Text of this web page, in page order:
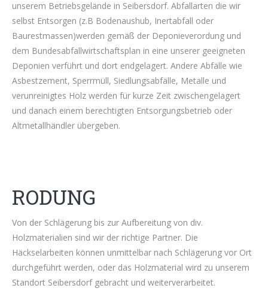
unserem Betriebsgelände in Seibersdorf. Abfallarten die wir
selbst Entsorgen (z.B Bodenaushub, Inertabfall oder
Baurestmassen)werden gemäß der Deponieverordung und
dem Bundesabfallwirtschaftsplan in eine unserer geeigneten
Deponien verführt und dort endgelagert. Andere Abfälle wie
Asbestzement, Sperrmüll, Siedlungsabfälle, Metalle und
verunreinigtes Holz werden für kurze Zeit zwischengelagert
und danach einem berechtigten Entsorgungsbetrieb oder
Altmetallhändler übergeben.
RODUNG
Von der Schlägerung bis zur Aufbereitung von div.
Holzmaterialien sind wir der richtige Partner. Die
Häckselarbeiten können unmittelbar nach Schlägerung vor Ort
durchgeführt werden, oder das Holzmaterial wird zu unserem
Standort Seibersdorf gebracht und weiterverarbeitet.